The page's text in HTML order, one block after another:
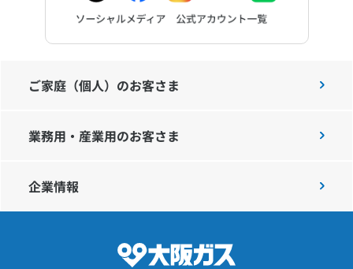
社会貢献
技術開発
サステナビリティ
IR情報
ご家庭（個人）のお客さま
業務用・産業用のお客さま
企業情報